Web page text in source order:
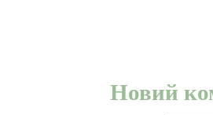
Новий